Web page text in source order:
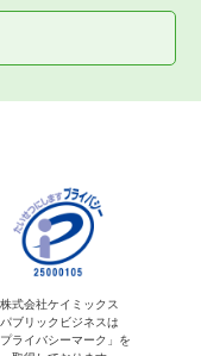
株式会社ケイミックス
パブリックビジネスは
プライバシーマーク」を